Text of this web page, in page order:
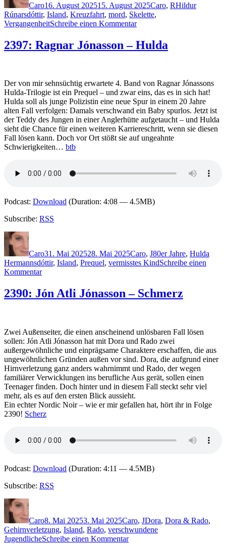
Caro16. August 202515. August 2025Caro, RHildur
Rúnarsdóttir, Island, Kreuzfahrt, mord, Skelette,
VergangenheitSchreibe einen Kommentarzu
Satu
Rämö
Toten
am
Meer
2397: Ragnar Jónasson – Hulda
Der von mir sehnsüchtig erwartete 4. Band von Ragnar Jónassons
Hulda-Trilogie ist ein Prequel – und zwar eins, das es in sich hat!
Hulda soll als junge Polizistin eine neue Spur in einem 20 Jahre
alten Fall verfolgen: Damals verschwand ein Baby spurlos. Jetzt ist
der Teddy des Jungen in einer Anglerhütte aufgetaucht – und Hulda
sieht die Chance für einen weiteren Karriereschritt, wenn sie diesen
Fall lösen kann. Doch vor Ort stößt sie auf ungeahnte
Schwierigkeiten… btb
Podcast: Download (Duration: 4:08 — 4.5MB)
Subscribe: RSS
Autor
Caro31. Mai 202528. Mai 2025Caro, J80er Jahre, Hulda
Hermannsdóttir, Island, Prequel, vermisstes KindSchreibe einen
Kommentarzu
Ragnar
Jónasson
2390: Jón Atli Jónasson – Schmerz
Zwei Außenseiter, die einen anscheinend unlösbaren Fall lösen
sollen: Jón Atli Jónasson hat mit Dora und Rado zwei
außergewöhnliche und einprägsame Charaktere erschaffen, die aus
ungewöhnlichen Gründen außen vor sind. Dora, die aufgrund einer
Hirnverletzung ganz anders wahrnimmt und Rado, der wegen
familiärer Verwicklungen ins berufliche Aus gerät, sollen einen
Teenager finden. Doch hinter und in diesem Fall steckt sehr viel
mehr, als es auf den ersten Blick aussieht.
Ein echter Nordic Noir – wie er mir gefallen hat, hört ihr in Folge
2390! Scherz
Podcast: Download (Duration: 4:11 — 4.5MB)
Subscribe: RSS
Autor
Caro8. Mai 20253. Mai 2025Caro, JDora, Dora & Rado,
Gehirnverletzung, Island, Rado, verschwundene
JugendlicheSchreibe einen Kommentarzu